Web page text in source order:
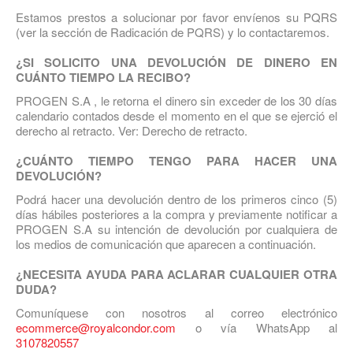
Estamos prestos a solucionar por favor envíenos su PQRS
(ver la sección de Radicación de PQRS) y lo contactaremos.
¿SI SOLICITO UNA DEVOLUCIÓN DE DINERO EN
CUÁNTO TIEMPO LA RECIBO?
PROGEN S.A , le retorna el dinero sin exceder de los 30 días
calendario contados desde el momento en el que se ejerció el
derecho al retracto. Ver: Derecho de retracto.
¿CUÁNTO TIEMPO TENGO PARA HACER UNA
DEVOLUCIÓN?
Podrá hacer una devolución dentro de los primeros cinco (5)
días hábiles posteriores a la compra y previamente notificar a
PROGEN S.A su intención de devolución por cualquiera de
los medios de comunicación que aparecen a continuación.
¿NECESITA AYUDA PARA ACLARAR CUALQUIER OTRA
DUDA?
Comuníquese con nosotros al correo electrónico
ecommerce@royalcondor.com o vía WhatsApp al
3107820557